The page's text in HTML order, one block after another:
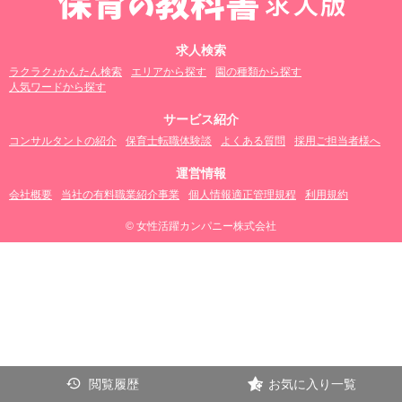
求人検索
ラクラク♪かんたん検索 エリアから探す
園の種類から探す
人気ワードから探す
サービス紹介
コンサルタントの紹介 保育士転職体験談 よくある質問 採用ご担当者様へ
運営情報
会社概要 当社の有料職業紹介事業 個人情報適正管理規程 利用規約
© 女性活躍カンパニー株式会社
閲覧履歴 お気に入り一覧